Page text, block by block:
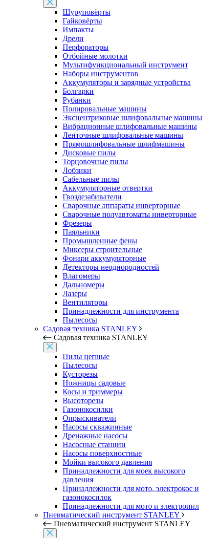
Шуруповёрты
Гайковёрты
Импакты
Дрели
Перфораторы
Отбойные молотки
Мультифункциональный инструмент
Наборы инструментов
Аккумуляторы и зарядные устройства
Болгарки
Рубанки
Полировальные машины
Эксцентриковые шлифовальные машины
Вибрационные шлифовальные машины
Ленточные шлифовальные машины
Прямошлифовальные шлифмашины
Дисковые пилы
Торцовочные пилы
Лобзики
Сабельные пилы
Аккумуляторные отвертки
Гвоздезабиватели
Сварочные аппараты инверторные
Сварочные полуавтоматы инверторные
Фрезеры
Паяльники
Промышленные фены
Миксеры строительные
Фонари аккумуляторные
Детекторы неоднородностей
Влагомеры
Дальномеры
Лазеры
Вентиляторы
Принадлежности для инструмента
Пылесосы
Садовая техника STANLEY
Садовая техника STANLEY
Пилы цепные
Пылесосы
Кусторезы
Ножницы садовые
Косы и триммеры
Высоторезы
Газонокосилки
Опрыскиватели
Насосы скважинные
Дренажные насосы
Насосные станции
Насосы поверхностные
Мойки высокого давления
Принадлежности для моек высокого
давления
Принадлежности для мото, электрокос и
газонокосилок
Принадлежности для мото и электропил
Пневматический инструмент STANLEY
Пневматический инструмент STANLEY